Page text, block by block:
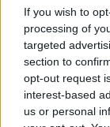
If you wish to
processing of
targeted
section to
opt-out request
interest-based
us or personal
Napi
2019.
1886. Idilli